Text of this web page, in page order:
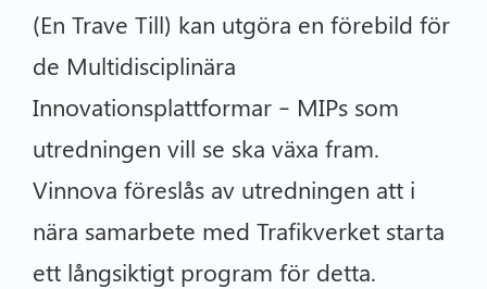
(En Trave Till) kan utgöra en förebild för
de Multidisciplinära
Innovationsplattformar – MIPs som
utredningen vill se ska växa fram.
Vinnova föreslås av utredningen att i
nära samarbete med Trafikverket starta
ett långsiktigt program för detta.